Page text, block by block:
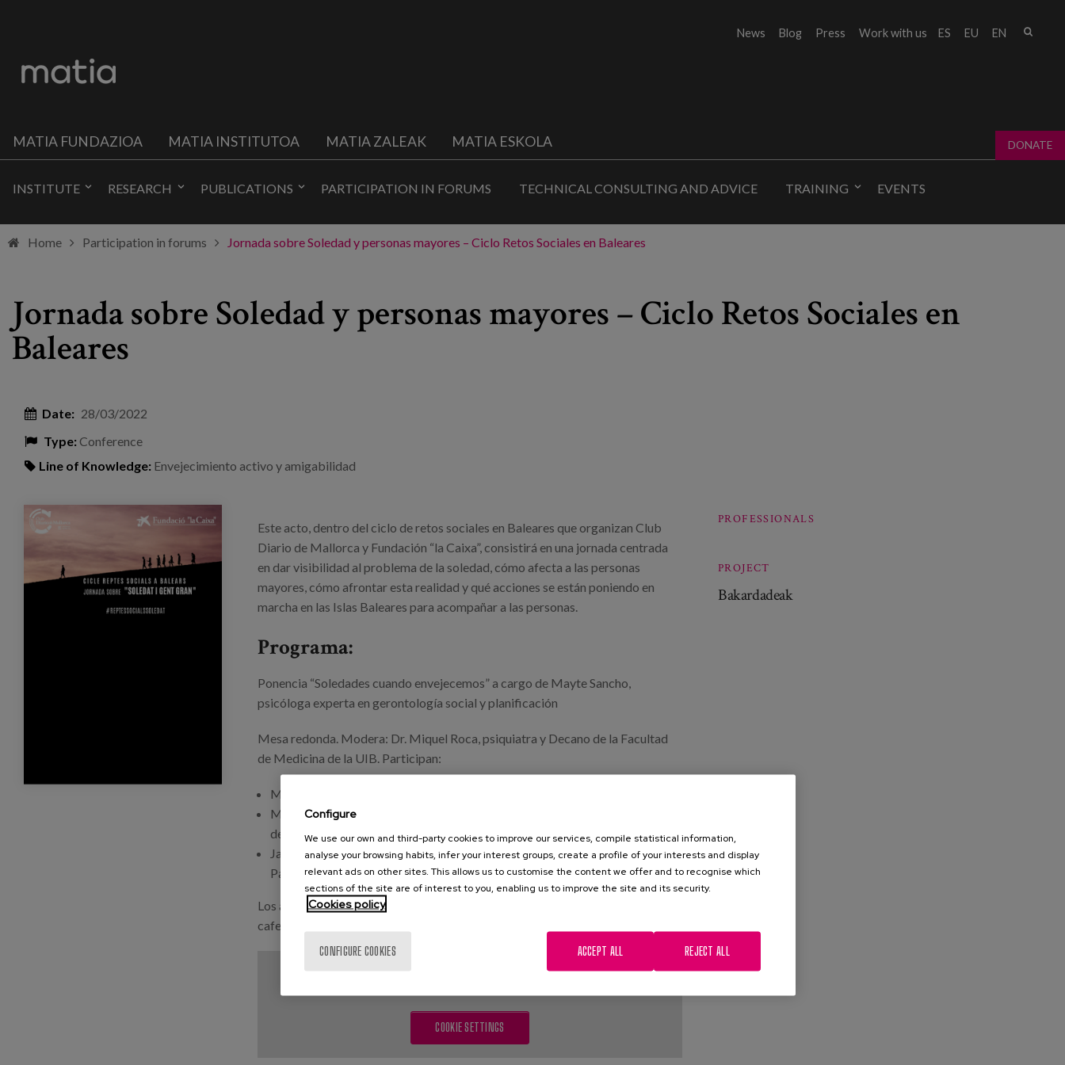
ES EU EN
News Blog Press Work with us
MATIA FUNDAZIOA MATIA INSTITUTOA MATIA ZALEAK MATIA ESKOLA DONATE
INSTITUTE RESEARCH PUBLICATIONS PARTICIPATION IN FORUMS TECHNICAL CONSULTING AND ADVICE TRAINING EVENTS
Home Participation in forums Jornada sobre Soledad y personas mayores – Ciclo Retos Sociales en Baleares
Jornada sobre Soledad y personas mayores – Ciclo Retos Sociales en
Baleares
Date: 28/03/2022
Type:Conference
Line of Knowledge: Envejecimiento activo y amigabilidad
jornada_soledad_diariomallorca_mayte.pngEste acto, dentro del ciclo de retos sociales en Baleares que organizan Club
Diario de Mallorca y Fundación “la Caixa”, consistirá en una jornada centrada
en dar visibilidad al problema de la soledad, cómo afecta a las personas
mayores, cómo afrontar esta realidad y qué acciones se están poniendo en
marcha en las Islas Baleares para acompañar a las personas.
Programa:
Ponencia “Soledades cuando envejecemos” a cargo de Mayte Sancho,
psicóloga experta en gerontología social y planificación
Mesa redonda. Modera: Dr. Miquel Roca, psiquiatra y Decano de la Facultad
de Medicina de la UIB. Participan:
Mayte Sancho, miembro del patronado de Matia Fundazioa
María José de Prada, pedagoga de la sección de Fomento de la Autonomía
de las Personas Mayores – IMAS
Jaume Payeras, director técnico de Bienestar Social del Ayuntamiento de
Palma
Los asistentes al acto podrán disfrutar de un café de bienvenida a las 10h en la
cafetería del CaixaForum.
Blocked content by your cookie settings. To see it activate:
COOKIE SETTINGS
PROFESSIONALS
PROJECT
Bakardadeak
Configure
We use our own and third-party cookies to improve our services, compile statistical information,
analyse your browsing habits, infer your interest groups, create a profile of your interests and display
relevant ads on other sites. This allows us to customise the content we offer and to recognise which
sections of the site are of interest to you, enabling us to improve the site and its security.
Cookies policy
CONFIGURE COOKIES REJECT ALL
ACCEPT ALL